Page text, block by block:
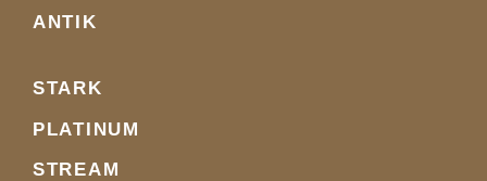
ANTIK
STARK
PLATINUM
STREAM